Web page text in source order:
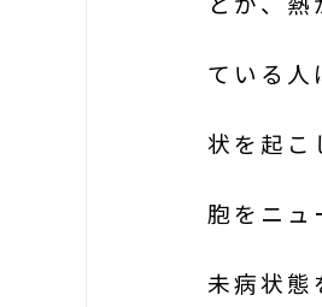
ている
状を起こ
胞をニュ
未病状態